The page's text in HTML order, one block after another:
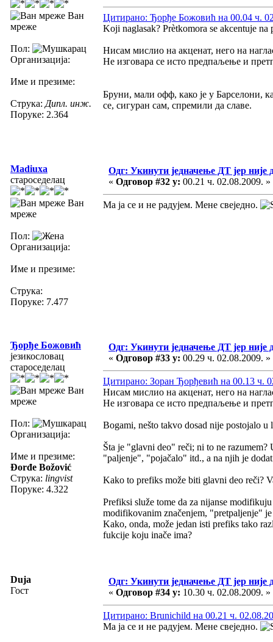
Ван
мреже
Пол:
Организација:
Име и презиме:
Струка: Дипл. инж.
Поруке: 2.364
Цитирано: Ђорђе Божовић на 00.04 ч.
Koji naglasak? Prètkomora se akcentuje
Нисам мислио на акценат, него на
Не изговара се исто предпаљење и
Бруни, мали офф, како је у Барселони,
се, сигуран сам, спремили да славе.
Madiuxa
староседелац
Ван
мреже
Пол:
Организација:
Име и презиме:
Струка:
Поруке: 7.477
Одг: Укинути једначење ДТ јер није
« Одговор #32 у: 00.21 ч. 02.08.2009. »
Ма ја се и не радујем. Мене свеједно.
Ђорђе Божовић
језикословац
староседелац
Ван
мреже
Пол:
Организација:
Име и презиме:
Đorđe Božović
Струка: lingvist
Поруке: 4.322
Одг: Укинути једначење ДТ јер није
« Одговор #33 у: 00.29 ч. 02.08.2009. »
Цитирано: Зоран Ђорђевић на 00.13 ч.
Нисам мислио на акценат, него на
Не изговара се исто предпаљење и
Bogami, nešto takvo dosad nije postojalo
Šta je "glavni deo" reči; ni to ne
"paljenje", "pojačalo" itd., a na njih je
Kako to prefiks može biti glavni deo reči?
Prefiksi služe tome da za nijanse
modifikovanim značenjem, "pretpaljenje"
Kako, onda, može jedan isti prefiks tako
fukcije koju inače ima?
Duja
Гост
Одг: Укинути једначење ДТ јер није
« Одговор #34 у: 10.30 ч. 02.08.2009. »
Цитирано: Brunichild на 00.21 ч.
Ма ја се и не радујем. Мене свеједно.